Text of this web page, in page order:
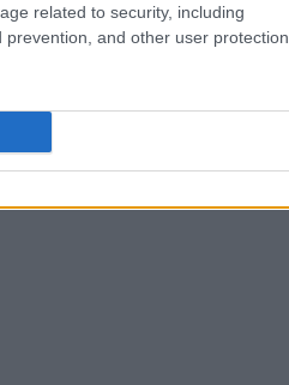
related to security, including
and other user protection.
aziendali e
fruibili anche da chi
concreti e strumenti
acquisire una
del nucleo familiare,